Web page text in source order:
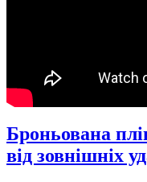
Броньована
від зовнішніх